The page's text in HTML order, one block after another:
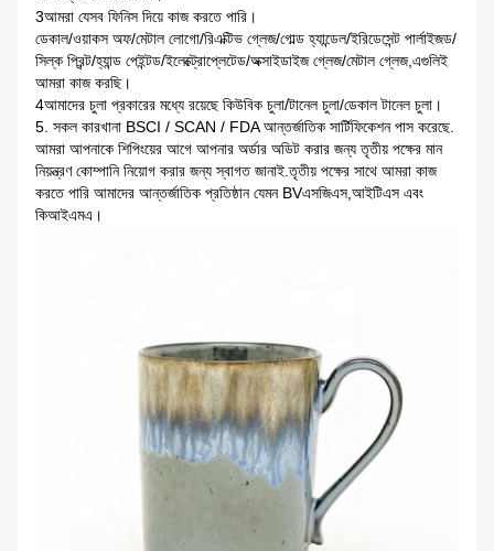
3আমরা যেসব ফিনিস দিয়ে কাজ করতে পারি।
ডেকাল/ওয়াকস অফ/মেটাল লোগো/রিএক্টিভ গ্লেজ/গোল্ড হ্যান্ডেল/ইরিডেসেন্ট পার্লাইজড/
সিল্ক প্রিন্ট/হ্যান্ড পেইন্টড/ইলেক্ট্রোপ্লেটেড/অক্সাইডাইজ গ্লেজ/মেটাল গ্লেজ,এগুলিই
আমরা কাজ করছি।
4আমাদের চুলা প্রকারের মধ্যে রয়েছে কিউবিক চুলা/টানেল চুলা/ডেকাল টানেল চুলা।
5. সকল কারখানা BSCI / SCAN / FDA আন্তর্জাতিক সার্টিফিকেশন পাস করেছে.
আমরা আপনাকে শিপিংয়ের আগে আপনার অর্ডার অডিট করার জন্য তৃতীয় পক্ষের মান
নিয়ন্ত্রণ কোম্পানি নিয়োগ করার জন্য স্বাগত জানাই.তৃতীয় পক্ষের সাথে আমরা কাজ
করতে পারি আমাদের আন্তর্জাতিক প্রতিষ্ঠান যেমন BVএসজিএস,আইটিএস এবং
কিআইএমএ।